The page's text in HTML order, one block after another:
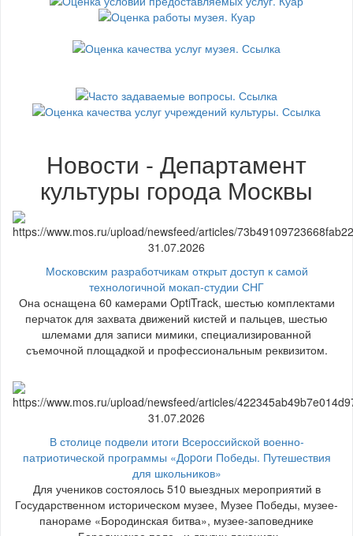
Новости - Департамент
культуры города Москвы
31.07.2026
Московским разработчикам открыт доступ к самой
технологичной мокап-студии СНГ
Она оснащена 60 камерами OptiTrack, шестью комплектами
перчаток для захвата движений кистей и пальцев, шестью
шлемами для записи мимики, специализированной
съемочной площадкой и профессиональным реквизитом.
31.07.2026
В столице подвели итоги Всероссийской военно-
патриотической программы «Доpoги Победы. Путешествия
для школьников»
Для учеников состоялось 510 выездных мероприятий в
Государственном историческом музее, Музее Победы, музее-
панораме «Бородинская битва», музее-заповеднике